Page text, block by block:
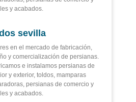
y acabados.
sevilla
en el mercado de fabricación,
y comercialización de persianas.
e instalamos persianas de
y exterior, toldos, mamparas
persianas de comercio y
y acabados.